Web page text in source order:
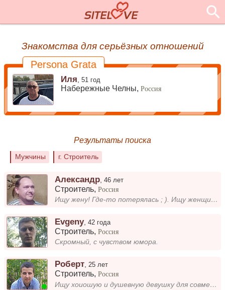
Знакомства для серьёзных отношений
Persona Grata
Иля ,51 год
Набережные Челны,Россия
Результаты поиска
Мужчины г. Строитель
Александр ,46 лет
Строитель,Россия
Ищу жену! Где-то потерялась ; ). Ищу женщину, - "серьезного ребёнка". Для создания крепкой семьи и рождения де...
Evgeny,42 года
Строитель,Россия
Скромный, с чувством юмора.
Роберт,25 лет
Строитель,Россия
Ищу хоиошую и душевную девушку для совместной жизни